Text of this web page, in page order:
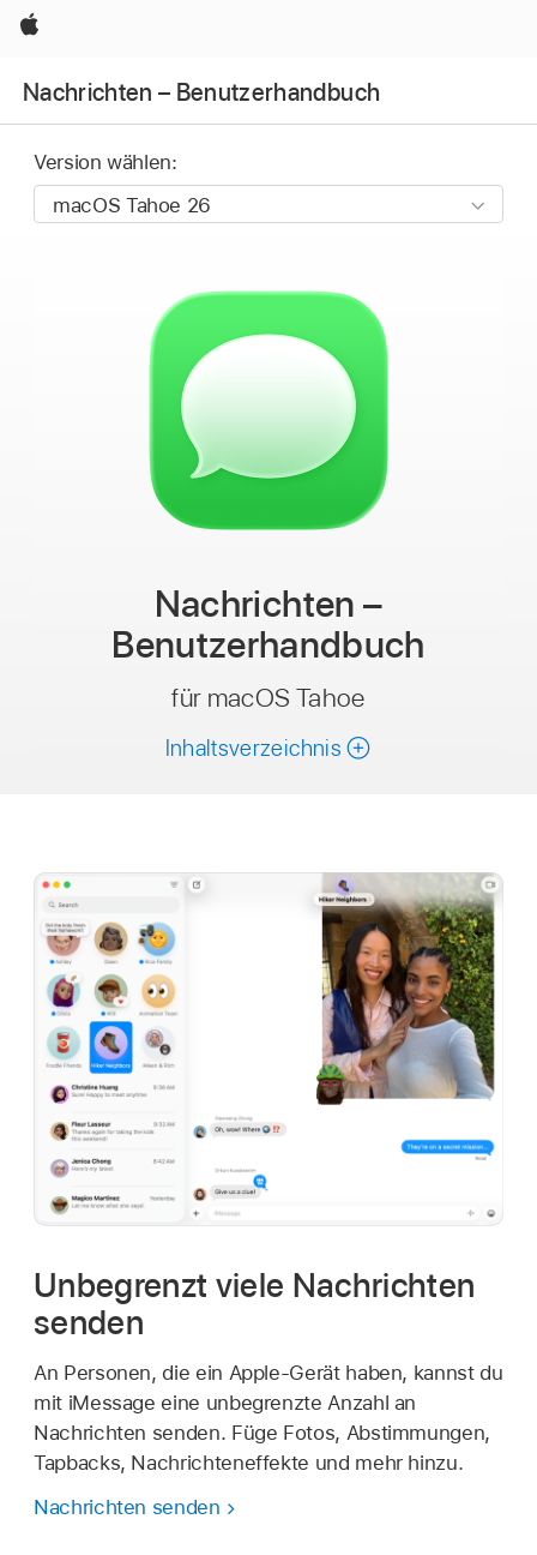
Apple
Nachrichten – Benutzerhandbuch
Version wählen:
Nachrichten –
Benutzerhandbuch
für macOS Tahoe
Inhaltsverzeichnis
Unbegrenzt viele Nachrichten
senden
An Personen, die ein Apple-Gerät haben, kannst du
mit iMessage eine unbegrenzte Anzahl an
Nachrichten senden. Füge Fotos, Abstimmungen,
Tapbacks, Nachrichteneffekte und mehr hinzu.
Nachrichten senden